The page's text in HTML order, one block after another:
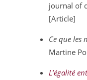
journal of
[Article]
Ce que les
Martine
L’égalité